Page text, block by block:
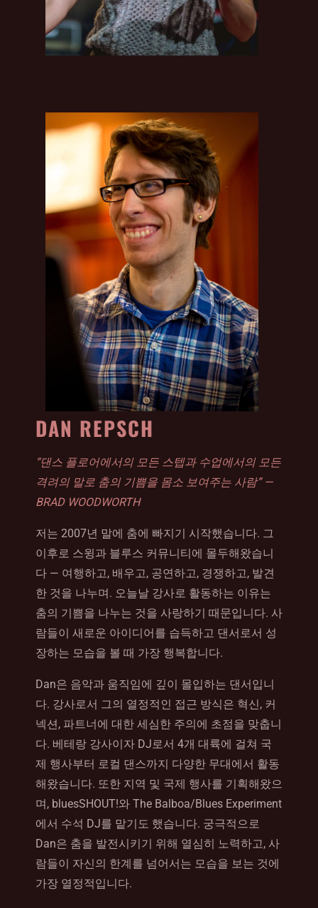
DAN REPSCH
“댄스 플로어에서의 모든 스텝과 수업에서의 모든
격려의 말로 춤의 기쁨을 몸소 보여주는 사람” —
BRAD WOODWORTH
저는 2007년 말에 춤에 빠지기 시작했습니다. 그
이후로 스윙과 블루스 커뮤니티에 몰두해왔습니
다 — 여행하고, 배우고, 공연하고, 경쟁하고, 발견
한 것을 나누며. 오늘날 강사로 활동하는 이유는
춤의 기쁨을 나누는 것을 사랑하기 때문입니다. 사
람들이 새로운 아이디어를 습득하고 댄서로서 성
장하는 모습을 볼 때 가장 행복합니다.
Dan은 음악과 움직임에 깊이 몰입하는 댄서입니
다. 강사로서 그의 열정적인 접근 방식은 혁신, 커
넥션, 파트너에 대한 세심한 주의에 초점을 맞춥니
다. 베테랑 강사이자 DJ로서 4개 대륙에 걸쳐 국
제 행사부터 로컬 댄스까지 다양한 무대에서 활동
해왔습니다. 또한 지역 및 국제 행사를 기획해왔으
며, bluesSHOUT!와 The Balboa/Blues Experiment
에서 수석 DJ를 맡기도 했습니다. 궁극적으로
Dan은 춤을 발전시키기 위해 열심히 노력하고, 사
람들이 자신의 한계를 넘어서는 모습을 보는 것에
가장 열정적입니다.